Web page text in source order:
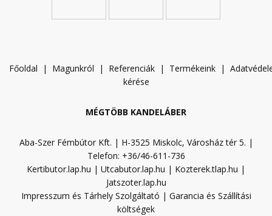
Főoldal | Magunkról | Referenciák | Termékeink | A
kérése
MÉGTÖBB KANDELÁBER
Aba-Szer Fémbútor Kft. | H-3525 Miskolc, Városház tér 5. |
Telefon: +36/46-611-736
Kertibutor.lap.hu | Utcabutor.lap.hu | Kozterek.tlap.hu |
Jatszoter.lap.hu
Impresszum és Tárhely Szolgáltató | Garancia és Szállítási
költségek